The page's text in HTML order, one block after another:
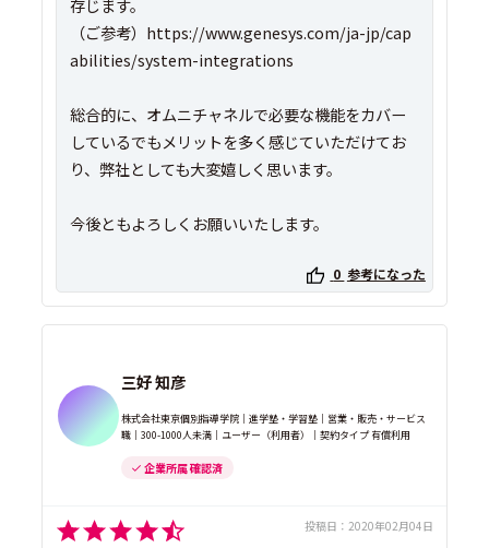
存じます。
（ご参考）https://www.genesys.com/ja-jp/cap
abilities/system-integrations
総合的に、オムニチャネルで必要な機能をカバー
しているでもメリットを多く感じていただけてお
り、弊社としても大変嬉しく思います。
0 参考になった
三好 知彦
株式会社東京個別指導学院｜進学塾・学習塾｜営業・販売・サービス
職｜300-1000人未満｜ユーザー（利用者）｜契約タイプ 有償利用
企業所属 確認済
投稿日： 2020年02月04日